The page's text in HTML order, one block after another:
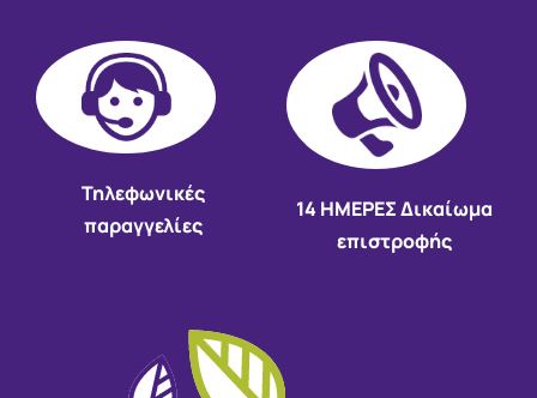
Τηλεφωνικές
παραγγελίες
14 HMEΡΕΣ Δικαίωμα
επιστροφής